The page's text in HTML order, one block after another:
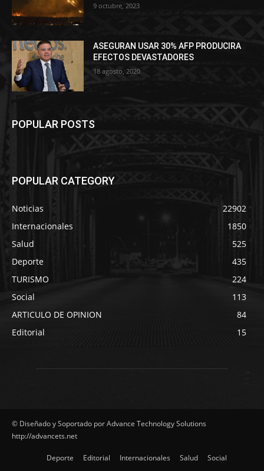
9 octubre, 2023
ASEGURAN USAR 30% AFP PRODUCIRA
EFECTOS DEVASTADORES
18 agosto, 2020
POPULAR POSTS
POPULAR CATEGORY
Noticias
22902
Internacionales
1850
Salud
525
Deporte
435
TURISMO
224
Social
113
ARTICULO DE OPINION
84
Editorial
15
© Diseñado y Soportado por Advance Technology Solutions
http://advancets.net
Deporte Editorial Internacionales Salud Social